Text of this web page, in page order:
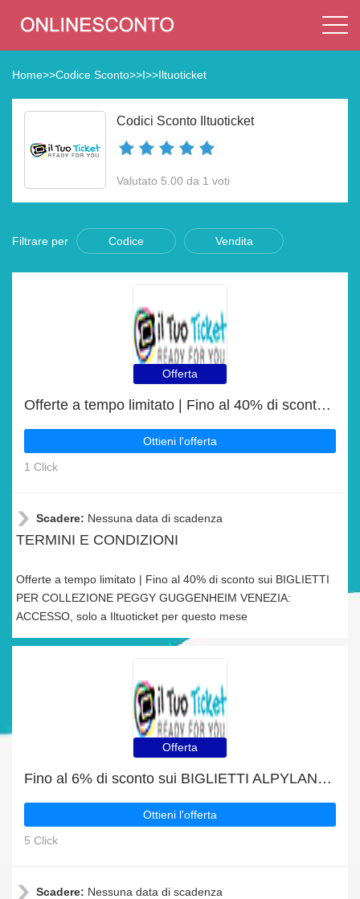
Home>>Codice Sconto>>I>>Iltuoticket
Codici Sconto Iltuoticket
Valutato 5.00 da 1 voti
Filtrare per Codice Vendita
Offerta
Offerte a tempo limitato | Fino al 40% di sconto sui BIGLIETTI PER COLLEZIONE PEGGY GUGGENHEIM VENEZIA: ACCESSO
Ottieni l'offerta
1 Click
Scadere: Nessuna data di scadenza
TERMINI E CONDIZIONI
Offerte a tempo limitato | Fino al 40% di sconto sui BIGLIETTI
PER COLLEZIONE PEGGY GUGGENHEIM VENEZIA:
ACCESSO, solo a Iltuoticket per questo mese
Offerta
Fino al 6% di sconto sui BIGLIETTI ALPYLAND MOTTARONE
Ottieni l'offerta
5 Click
Scadere: Nessuna data di scadenza